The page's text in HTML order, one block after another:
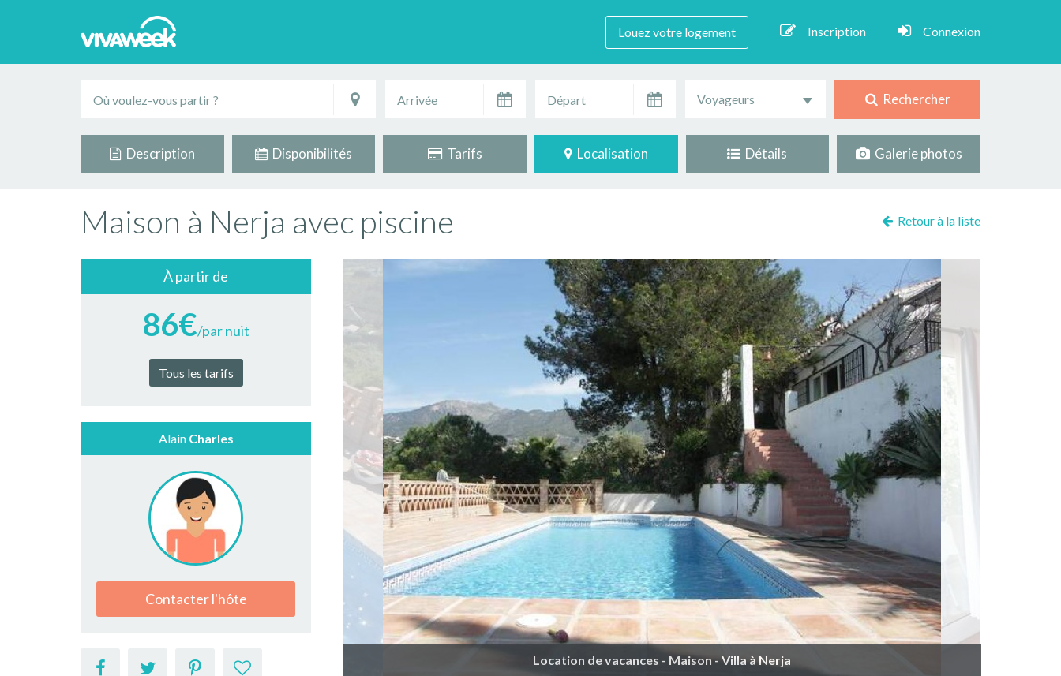
Louez votre logement Inscription Connexion
Voyageurs Rechercher
Description Disponibilités Tarifs Localisation Détails Galerie photos
Maison à Nerja avec piscine Retour à la liste
À partir de
86€/par nuit
Tous les tarifs
Alain Charles
Contacter l'hôte
Location de vacances - Maison - Villa à Nerja